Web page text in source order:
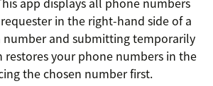
in the right-hand side of a
number and submitting temporarily
restores your phone numbers in the
the chosen number first.